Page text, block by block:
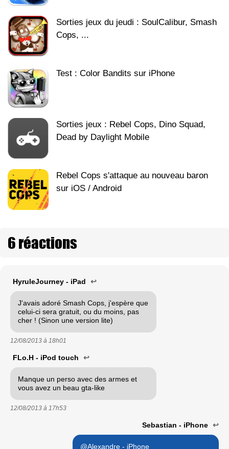
Sorties jeux du jeudi : SoulCalibur, Smash
Cops, ...
Test : Color Bandits sur iPhone
Sorties jeux : Rebel Cops, Dino Squad,
Dead by Daylight Mobile
Rebel Cops s'attaque au nouveau baron
sur iOS / Android
6 réactions
HyruleJourney - iPad ↩
J'avais adoré Smash Cops, j'espère que
celui-ci sera gratuit, ou du moins, pas
cher ! (Sinon une version lite)
12/08/2013 à 18h01
FLo.H - iPod touch ↩
Manque un perso avec des armes et
vous avez un beau gta-like
12/08/2013 à 17h53
Sebastian - iPhone ↩
@Alexandre - iPhone